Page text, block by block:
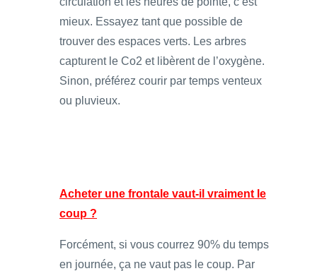
mieux. Essayez tant que possible de
trouver des espaces verts. Les arbres
capturent le Co2 et libèrent de l’oxygène.
Sinon, préférez courir par temps venteux
ou pluvieux.
Acheter une frontale vaut-il vraiment le
coup ?
Forcément, si vous courrez 90% du temps
en journée, ça ne vaut pas le coup. Par